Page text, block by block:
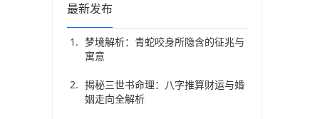
最新发布
梦境解析：青蛇咬身所隐含的征兆与
寓意
揭秘三世书命理：八字推算财运与婚
姻走向全解析